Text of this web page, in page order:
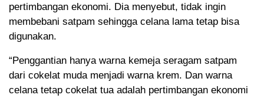
pertimbangan ekonomi. Dia menyebut, tidak ingin
membebani satpam sehingga celana lama tetap bisa
digunakan.
“Penggantian hanya warna kemeja seragam satpam
dari cokelat muda menjadi warna krem. Dan warna
celana tetap cokelat tua adalah pertimbangan ekonomi